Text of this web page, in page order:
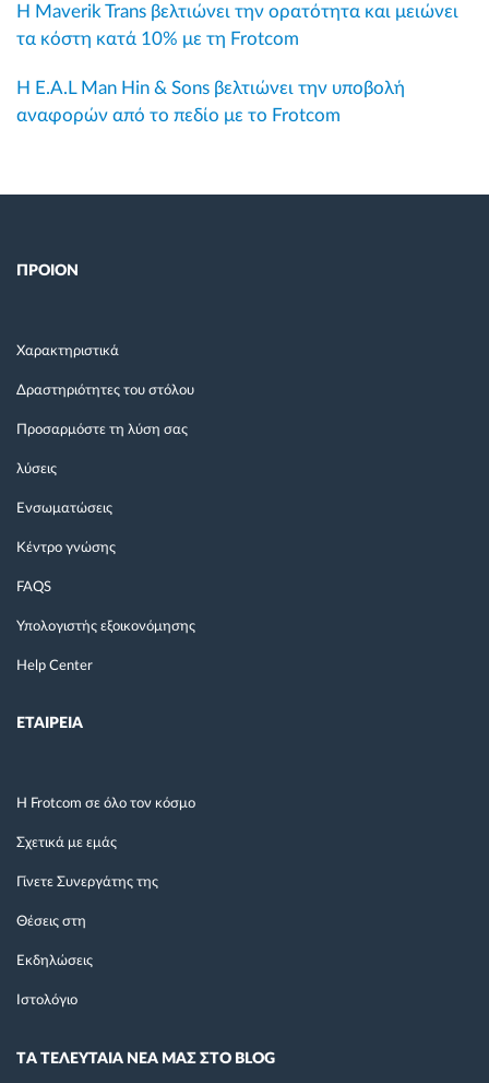
Η Maverik Trans βελτιώνει την ορατότητα και μειώνει
τα κόστη κατά 10% με τη Frotcom
Η E.A.L Man Hin & Sons βελτιώνει την υποβολή
αναφορών από το πεδίο με το Frotcom
ΠΡΟΙΟΝ
Χαρακτηριστικά
Δραστηριότητες του στόλου
Προσαρμόστε τη λύση σας
λύσεις
Ενσωματώσεις
Κέντρο γνώσης
FAQS
Υπολογιστής εξοικονόμησης
Help Center
ΕΤΑΙΡΕΙΑ
Η Frotcom σε όλο τον κόσμο
Σχετικά με εμάς
Γίνετε Συνεργάτης της
Θέσεις στη
Εκδηλώσεις
Ιστολόγιο
TΑ ΤΕΛΕΥΤΑΙΑ ΝΕΑ ΜΑΣ ΣΤΟ BLOG